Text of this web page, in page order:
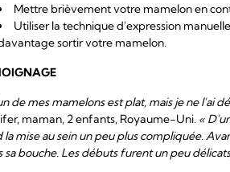
Mettre brièvement votre mamelon en
Utiliser la technique d'expression
sortir votre mamelon.
de mes mamelons est plat, mais je ne l'ai
maman, 2 enfants, Royaume-Uni. «
la mise au sein un peu plus compliquée.
sa bouche. Les débuts furent un peu